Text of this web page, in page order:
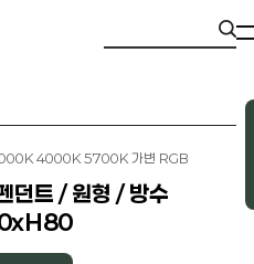
4000K 5700K 가변 RGB
트 / 원형 / 방수